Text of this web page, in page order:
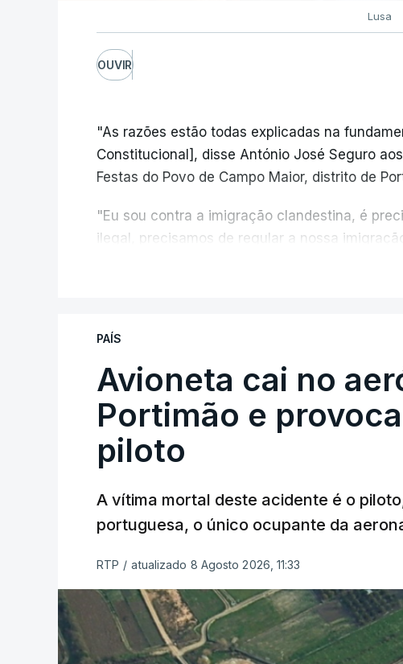
Lusa
OUVIR
"As razões estão todas explicadas na
Constitucional], disse António José Seguro
Festas do Povo de Campo Maior, distrito de
"Eu sou contra a imigração clandestina, é
ilegal, precisamos de regular a nossa
criança.
ERRO 100
ERROR ON HTML5 MEDIA ELEMENT
ESTE CONTEÚDO ESTÁ NESTE
PAÍS
Avioneta cai no
Portimão e
piloto
A vítima mortal deste acidente é o
portuguesa, o único ocupante da
RTP / atualizado 8 Agosto 2026, 11:33